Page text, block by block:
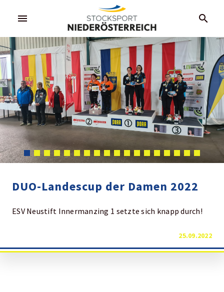
menu search
DUO-Landescup der Damen 2022
ESV Neustift Innermanzing 1 setzte sich knapp durch!
25.09.2022